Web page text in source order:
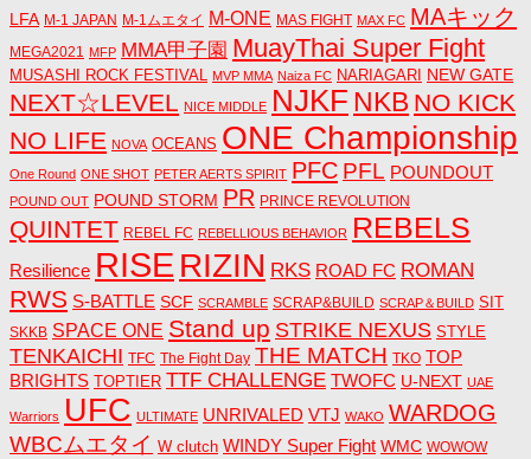
LFA M-1 JAPAN M-1ムエタイ M-ONE MAS FIGHT MAX FC MAキック
MEGA2021 MFP MMA甲子園 MuayThai Super Fight
MUSASHI ROCK FESTIVAL MVP MMA Naiza FC NARIAGARI NEW GATE
NEXT☆LEVEL NICE MIDDLE NJKF NKB NO KICK
NO LIFE NOVA OCEANS ONE Championship
One Round ONE SHOT PETER AERTS SPIRIT PFC PFL POUNDOUT
POUND OUT POUND STORM PR PRINCE REVOLUTION
QUINTET REBEL FC REBELLIOUS BEHAVIOR REBELS
Resilience RISE RIZIN RKS ROAD FC ROMAN
RWS S-BATTLE SCF SCRAMBLE SCRAP&BUILD SCRAP＆BUILD SIT
SKKB SPACE ONE Stand up STRIKE NEXUS STYLE
TENKAICHI TFC The Fight Day THE MATCH TKO TOP
BRIGHTS TOPTIER TTF CHALLENGE TWOFC U-NEXT UAE
Warriors UFC ULTIMATE UNRIVALED VTJ WAKO WARDOG
WBCムエタイ W clutch WINDY Super Fight WMC WOWOW